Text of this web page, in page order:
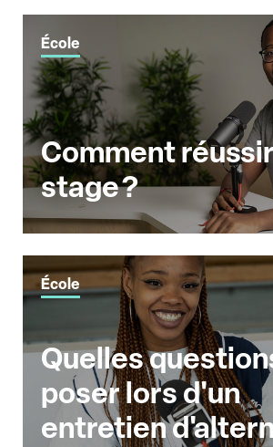
École
Comment
stage ?
École
Quelles
poser lors d'un
entretien